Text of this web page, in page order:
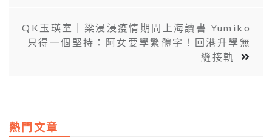
QK玉瑛室｜梁浸浸疫情期間上海讀書 Yumiko
只得一個堅持：阿女要學繁體字！回港升學無
縫接軌
熱門文章